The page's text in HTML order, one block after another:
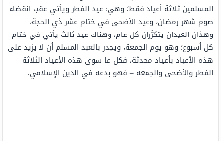
المسلمين ثلاثة أعياد فقط؛ وهي: عيد الفطر ويأتي عقب انقضاء
صوم شهر رمضان، وعيد الأضحى في ختام عشر ذي الحجة،
وهذان العيدان يتكرَّران كل عام، وهناك عيد ثالث يأتي في ختام
كل أسبوع؛ وهو يوم الجمعة، ويجدر بالعبد المسلم أن لا يزيد على
هذه الأعياد بأعياد محدثة، فكل ما سوى هذه الأعياد الثلاثة –
الفطر والأضحى والجمعة – فهو بدعة في الدين الإسلامي.